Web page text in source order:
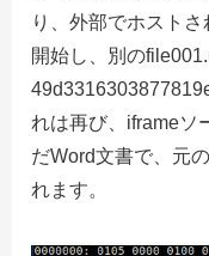
り、外部でホスト
開始し、別の
れは再び、iframeソ
だWord文書で、元
れます。